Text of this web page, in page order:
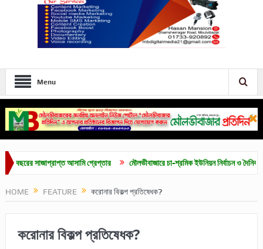
Menu
সাজাপ্রাপ্ত আসামি গ্রেপ্তার মৌলভীবাজারে চা-শ্রমিক ইউনিয়ন নির্বাচন ও দৈনিক ৫০০
HOME FEATURE করোনার বিকল্প প্রতিষেধক?
করোনার বিকল্প প্রতিষেধক?